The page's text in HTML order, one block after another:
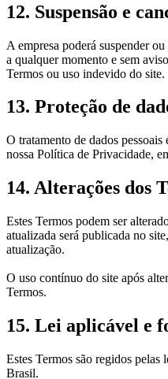
12. Suspensão e
A empresa poderá suspender
a qualquer momento e sem
Termos ou uso indevido do site.
13. Proteção de
O tratamento de dados
nossa Política de Privacidade,
14. Alterações dos
Estes Termos podem ser
atualizada será publicada no
atualização.
O uso contínuo do site após
Termos.
15. Lei aplicável e
Estes Termos são regidos
Brasil.